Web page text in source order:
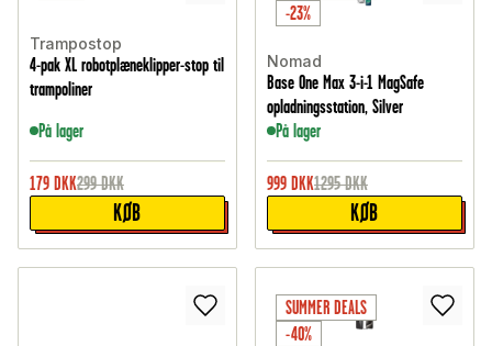
Trampostop
4-pak XL robotplæneklipper-stop til
trampoliner
På lager
179 DKK299 DKK
KØB
-23%
Nomad
Base One Max 3-i-1 MagSafe
opladningsstation, Silver
På lager
999 DKK1295 DKK
KØB
SUMMER DEALS
-40%